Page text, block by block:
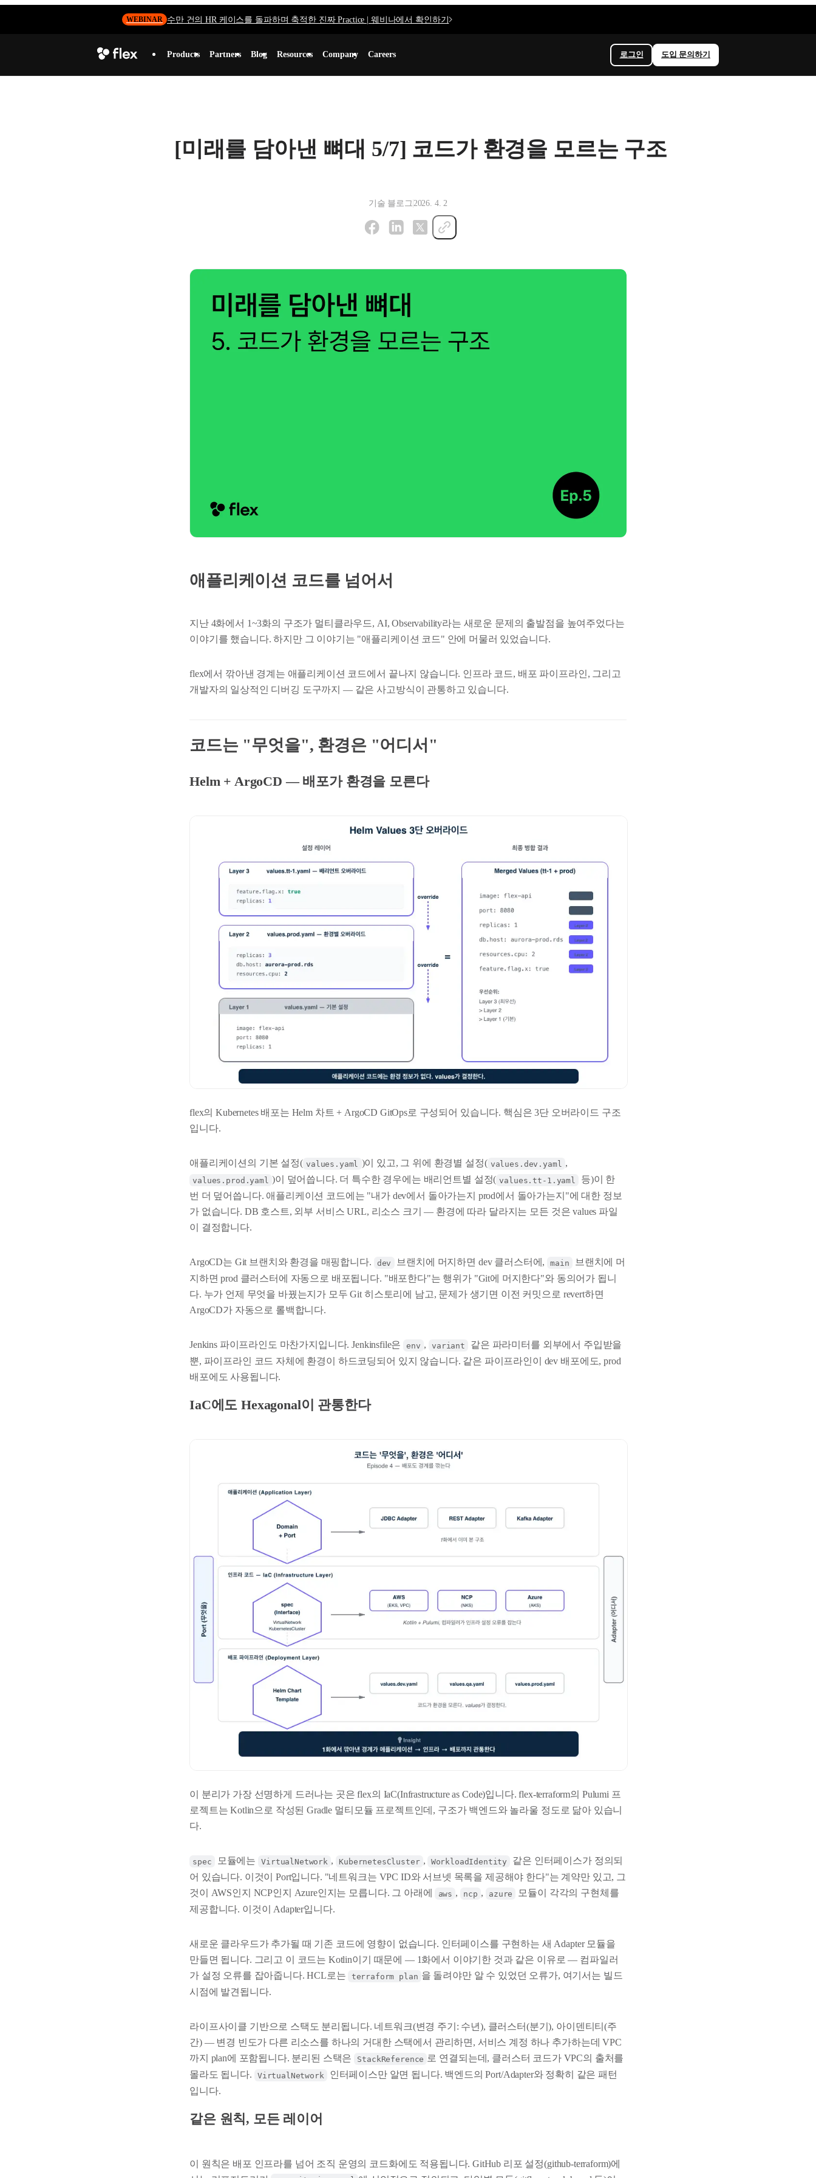
WEBINAR 수만 건의 HR 케이스를 돌파하며 축적한 진짜 Practice | 웨비나에서 확인하기
Products Partners Blog Resources Company Careers 로그인 도입 문의하기
[미래를 담아낸 뼈대 5/7] 코드가 환경을 모르는 구조
기술 블로그2026. 4. 2
애플리케이션 코드를 넘어서
지난 4화에서 1~3화의 구조가 멀티클라우드, AI, Observability라는 새로운 문제의 출발점을 높여주었다는
이야기를 했습니다. 하지만 그 이야기는 "애플리케이션 코드" 안에 머물러 있었습니다.
flex에서 깎아낸 경계는 애플리케이션 코드에서 끝나지 않습니다. 인프라 코드, 배포 파이프라인, 그리고
개발자의 일상적인 디버깅 도구까지 — 같은 사고방식이 관통하고 있습니다.
코드는 "무엇을", 환경은 "어디서"
Helm + ArgoCD — 배포가 환경을 모른다
flex의 Kubernetes 배포는 Helm 차트 + ArgoCD GitOps로 구성되어 있습니다. 핵심은 3단 오버라이드 구조
입니다.
애플리케이션의 기본 설정( values.yaml )이 있고, 그 위에 환경별 설정( values.dev.yaml ,
values.prod.yaml )이 덮어씁니다. 더 특수한 경우에는 배리언트별 설정( values.tt-1.yaml
등)이 한
번 더 덮어씁니다. 애플리케이션 코드에는 "내가 dev에서 돌아가는지 prod에서 돌아가는지"에 대한 정보
가 없습니다. DB 호스트, 외부 서비스 URL, 리소스 크기 — 환경에 따라 달라지는 모든 것은 values 파일
이 결정합니다.
ArgoCD는 Git 브랜치와 환경을 매핑합니다. dev 브랜치에 머지하면 dev 클러스터에, main
브랜치에 머
지하면 prod 클러스터에 자동으로 배포됩니다. "배포한다"는 행위가 "Git에 머지한다"와 동의어가 됩니
다. 누가 언제 무엇을 바꿨는지가 모두 Git 히스토리에 남고, 문제가 생기면 이전 커밋으로 revert하면
ArgoCD가 자동으로 롤백합니다.
Jenkins 파이프라인도 마찬가지입니다. Jenkinsfile은 env , variant
같은 파라미터를 외부에서 주입받을
뿐, 파이프라인 코드 자체에 환경이 하드코딩되어 있지 않습니다. 같은 파이프라인이 dev 배포에도, prod
배포에도 사용됩니다.
IaC에도 Hexagonal이 관통한다
이 분리가 가장 선명하게 드러나는 곳은 flex의 IaC(Infrastructure as Code)입니다. flex-terraform의 Pulumi 프
로젝트는 Kotlin으로 작성된 Gradle 멀티모듈 프로젝트인데, 구조가 백엔드와 놀라울 정도로 닮아 있습니
다.
spec 모듈에는 VirtualNetwork , KubernetesCluster , WorkloadIdentity
같은 인터페이스가 정의되
어 있습니다. 이것이 Port입니다. "네트워크는 VPC ID와 서브넷 목록을 제공해야 한다"는 계약만 있고, 그
것이 AWS인지 NCP인지 Azure인지는 모릅니다. 그 아래에
aws , ncp , azure
모듈이 각각의 구현체를
제공합니다. 이것이 Adapter입니다.
새로운 클라우드가 추가될 때 기존 코드에 영향이 없습니다. 인터페이스를 구현하는 새 Adapter 모듈을
만들면 됩니다. 그리고 이 코드는 Kotlin이기 때문에 — 1화에서 이야기한 것과 같은 이유로 — 컴파일러
가 설정 오류를 잡아줍니다. HCL로는
terraform plan 을 돌려야만 알 수 있었던 오류가, 여기서는 빌드
시점에 발견됩니다.
라이프사이클 기반으로 스택도 분리됩니다. 네트워크(변경 주기: 수년), 클러스터(분기), 아이덴티티(주
간) — 변경 빈도가 다른 리소스를 하나의 거대한 스택에서 관리하면, 서비스 계정 하나 추가하는데 VPC
까지 plan에 포함됩니다. 분리된 스택은
StackReference 로 연결되는데, 클러스터 코드가 VPC의 출처를
몰라도 됩니다.
VirtualNetwork
인터페이스만 알면 됩니다. 백엔드의 Port/Adapter와 정확히 같은 패턴
입니다.
같은 원칙, 모든 레이어
이 원칙은 배포 인프라를 넘어 조직 운영의 코드화에도 적용됩니다. GitHub 리포 설정(github-terraform)에